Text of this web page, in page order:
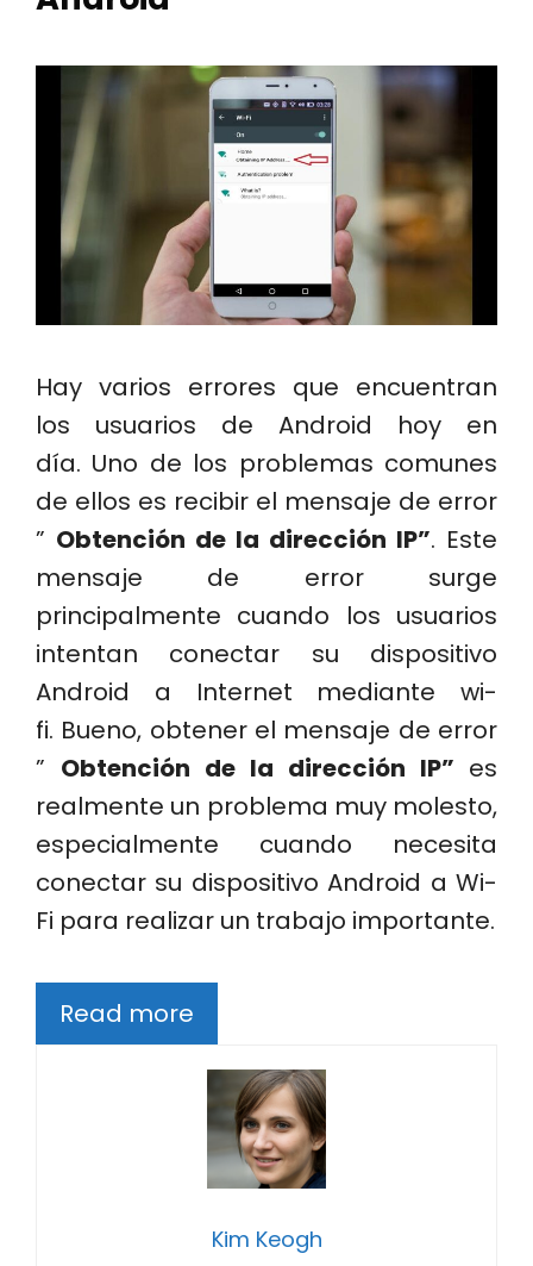
Hay varios errores que encuentran
los usuarios de Android hoy en
día. Uno de los problemas comunes
de ellos es recibir el mensaje de error
” Obtención de la dirección IP”. Este
mensaje de error surge
principalmente cuando los usuarios
intentan conectar su dispositivo
Android a Internet mediante wi-
fi. Bueno, obtener el mensaje de error
” Obtención de la dirección IP” es
realmente un problema muy molesto,
especialmente cuando necesita
conectar su dispositivo Android a Wi-
Fi para realizar un trabajo importante.
Read more
Kim Keogh